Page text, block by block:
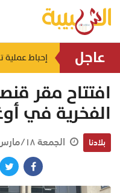
عاجل
افتتاح مقر
الفخرية في
بلادنا الجمعة ١٨/مارس/٢٠٢٢ ١٩:٢٨ م